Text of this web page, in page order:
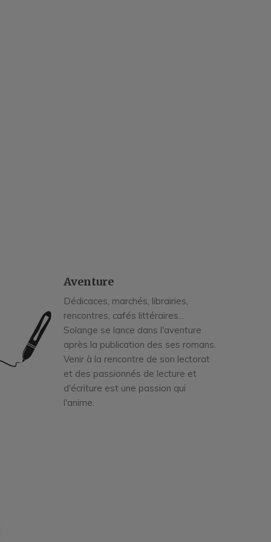
Aventure
Dédicaces, marchés, librairies,
rencontres, cafés littéraires...
Solange se lance dans l'aventure
après la publication des ses romans.
Venir à la rencontre de son lectorat
et des passionnés de lecture et
d'écriture est une passion qui
l'anime.